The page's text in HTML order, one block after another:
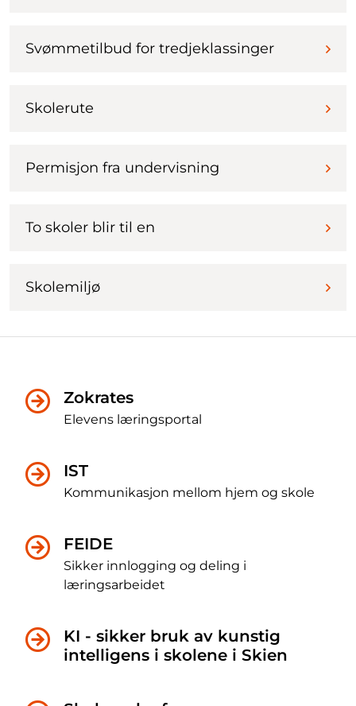
Svømmetilbud for tredjeklassinger
Skolerute
Permisjon fra undervisning
To skoler blir til en
Skolemiljø
Zokrates
Elevens læringsportal
IST
Kommunikasjon mellom hjem og skole
FEIDE
Sikker innlogging og deling i
læringsarbeidet
KI - sikker bruk av kunstig
intelligens i skolene i Skien